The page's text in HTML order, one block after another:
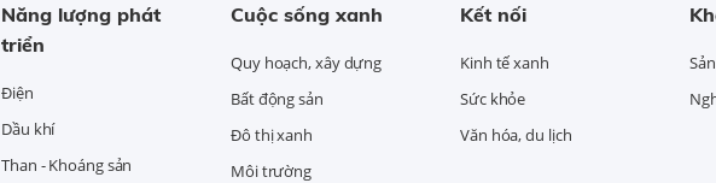
Năng lượng phát
triển
Điện
Dầu khí
Than - Khoáng sản
Cuộc sống xanh
Quy hoạch, xây dựng
Bất động sản
Đô thị xanh
Môi trường
Kết nối
Kinh tế xanh
Sức khỏe
Văn hóa, du lịch